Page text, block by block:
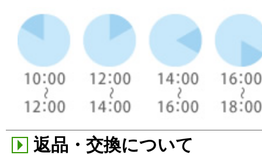
返品・交換について